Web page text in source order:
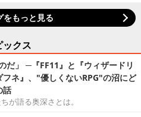
をもっと見る
ックス
だ」 ─『FF11』と『ウィザードリ
フネ』、"優しくないRPG"の沼にど
話
が語る奥深さとは。